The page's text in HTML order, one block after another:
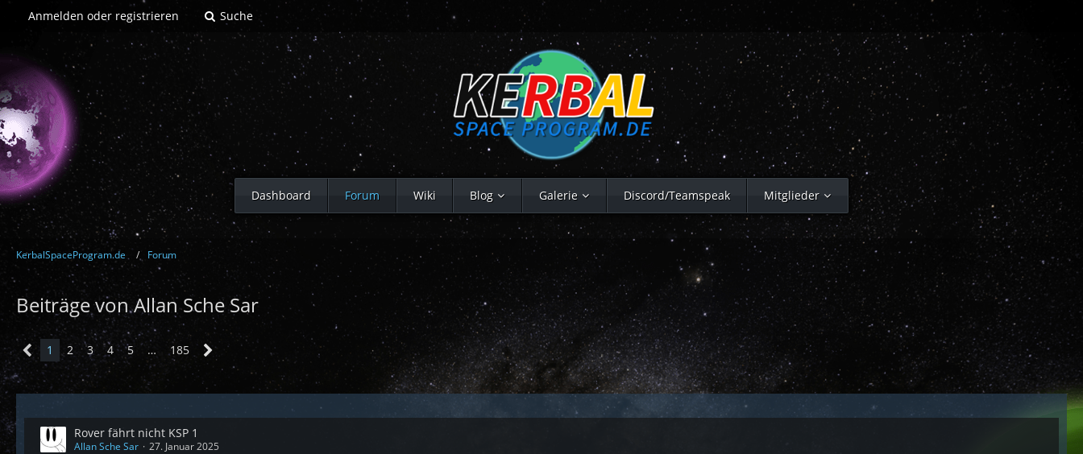
Anmelden oder registrieren Suche
Dashboard Forum Wiki Blog Galerie Discord/Teamspeak Mitglieder
KerbalSpaceProgram.de Forum
Beiträge von Allan Sche Sar
1 2 3 4 5 … 185
Rover fährt nicht KSP 1
Allan Sche Sar 27. Januar 2025